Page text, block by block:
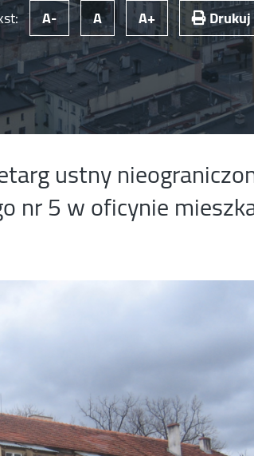
A- A A+ Drukuj
ustny
nr 5 w oficynie